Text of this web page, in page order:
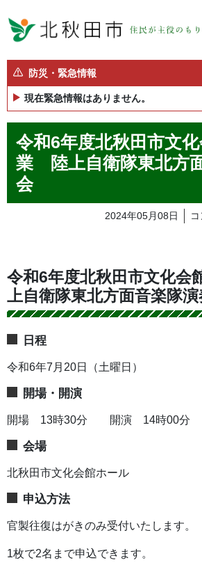
防災・緊急情報
現在緊急情報はありません。
令和6年度北秋田市文
業 陸上自衛隊東北方
会
2024年05月08日
令和6年度北秋田市文化
上自衛隊東北方面音楽隊
日程
令和6年7月20日（土曜日）
開場・開演
開場 13時30分 開演 14時00分
会場
北秋田市文化会館ホール
申込方法
官製往復はがきのみ受付いたします。
1枚で2名まで申込できます。